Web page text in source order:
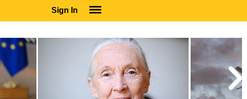
Sign In
SUBSCRIBE
EDUCATIONAL LICENSES
GIFT CARDS
OTHER LANGUAGES